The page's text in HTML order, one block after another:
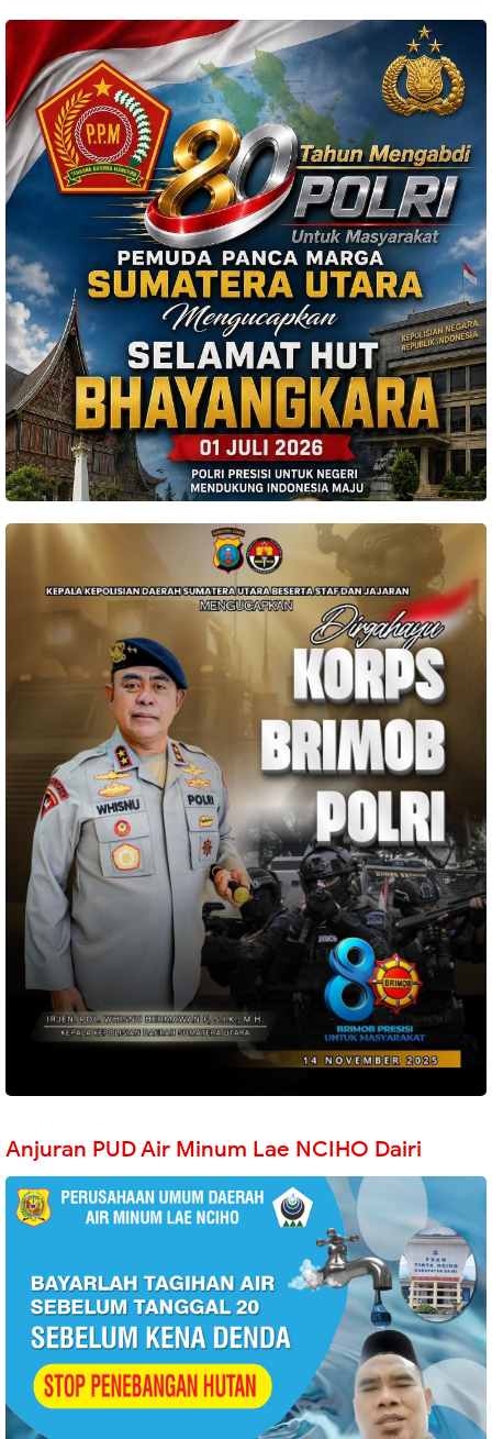
Anjuran PUD Air Minum Lae NCIHO Dairi